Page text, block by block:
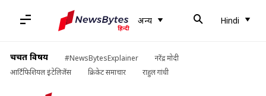
अन्य Hindi
चर्चित विषय #NewsBytesExplainer
नरेंद्र मोदी
आर्टिफिशियल इंटेलिजेंस
क्रिकेट समाचार राहुल गांधी